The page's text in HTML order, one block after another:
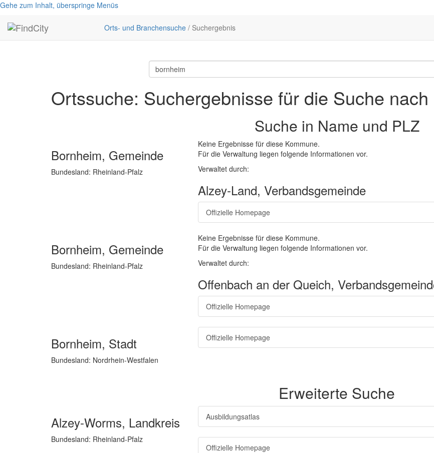
Gehe zum Inhalt, überspringe Menüs
Orts- und Branchensuche / Suchergebnis
Ortssuche: Suchergebnisse für die Suche
Suche in Name und PLZ
Bornheim, Gemeinde
Bundesland: Rheinland-Pfalz
Keine Ergebnisse für diese Kommune.
Für die Verwaltung liegen folgende Informationen vor.
Verwaltet durch:
Alzey-Land, Verbandsgemeinde
Offizielle Homepage
Bornheim, Gemeinde
Bundesland: Rheinland-Pfalz
Keine Ergebnisse für diese Kommune.
Für die Verwaltung liegen folgende Informationen vor.
Verwaltet durch:
Offenbach an der Queich,
Offizielle Homepage
Bornheim, Stadt
Bundesland: Nordrhein-Westfalen
Offizielle Homepage
Erweiterte Suche
Alzey-Worms, Landkreis
Bundesland: Rheinland-Pfalz
Ausbildungsatlas
Offizielle Homepage